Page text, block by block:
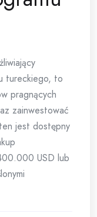
tureckiego, to
pragnących
zainwestować
jest dostępny
USD lub